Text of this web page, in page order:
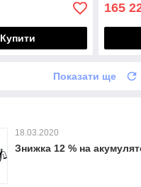
Купити
165
Показати ще
18.03.2020
Знижка 12 % на